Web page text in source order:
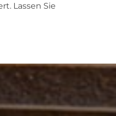
Lassen Sie